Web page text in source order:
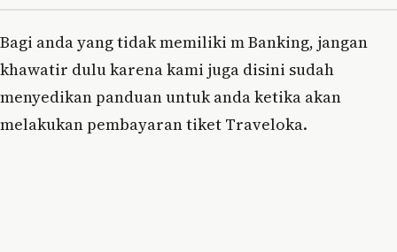
Bagi anda yang tidak memiliki m Banking, jangan
khawatir dulu karena kami juga disini sudah
menyedikan panduan untuk anda ketika akan
melakukan pembayaran tiket Traveloka.